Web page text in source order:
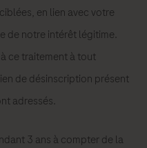
en lien avec votre
de notre intérêt légitime.
ce traitement à tout
de désinscription présent
adressés.
3 ans à compter de la